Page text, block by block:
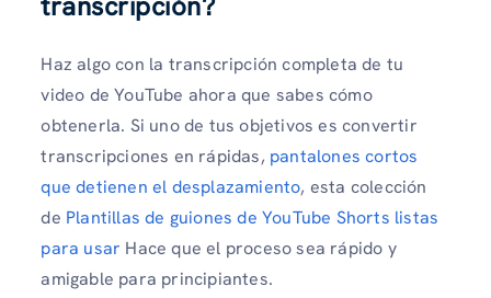
Haz algo con la transcripción completa de tu
video de YouTube ahora que sabes cómo
obtenerla. Si uno de tus objetivos es convertir
transcripciones en rápidas, pantalones cortos
que detienen el desplazamiento, esta colección
de Plantillas de guiones de YouTube Shorts listas
para usar Hace que el proceso sea rápido y
amigable para principiantes.